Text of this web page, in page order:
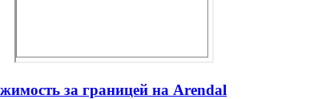
за границей на Arendal